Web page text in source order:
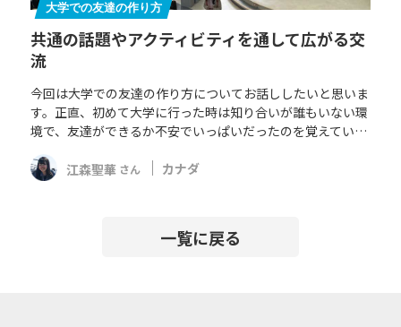
大学での友達の作り方
共通の話題やアクティビティを通して広がる交
流
今回は大学での友達の作り方についてお話ししたいと思いま
す。正直、初めて大学に行った時は知り合いが誰もいない環
境で、友達ができるか不安でいっぱいだったのを覚えてい…
江森聖華 さん カナダ
一覧に戻る